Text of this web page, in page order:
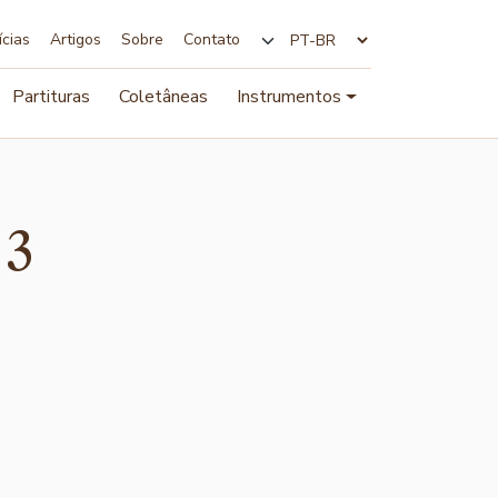
Artigos Sobre Contato
Partituras Coletâneas Instrumentos